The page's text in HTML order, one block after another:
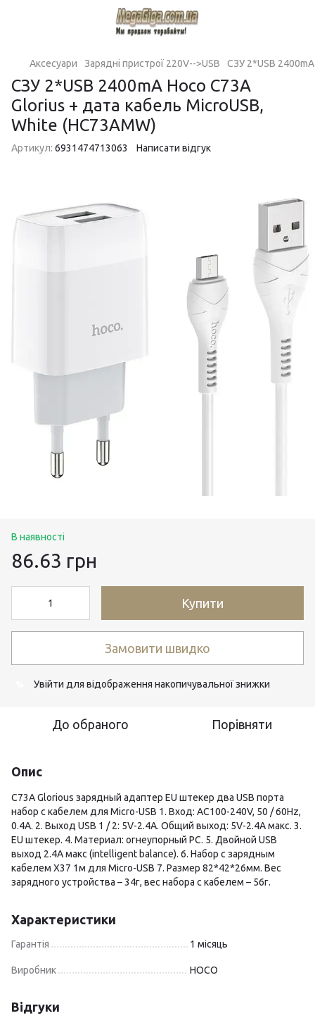
Аксесуари Зарядні пристрої 220V-->USB СЗУ 2*USB
СЗУ 2*USB 2400mA Hoco C73A
Glorius + дата кабель MicroUSB,
White (HC73AMW)
Артикул: 6931474713063 Написати відгук
В наявності
86.63 грн
Купити
Замовити швидко
Увійти для відображення накопичувальної знижки
До обраного Порівняти
Опис
C73A Glorious зарядный адаптер EU штекер два USB порта
набор с кабелем для Micro-USB 1. Вход: AC100-240V, 50 / 60Hz,
0.4A. 2. Выход USB 1 / 2: 5V-2.4A. Общий выход: 5V-2.4A макс. 3.
EU штекер. 4. Материал: огнеупорный PC. 5. Двойной USB
выход 2.4A макс (intelligent balance). 6. Набор с зарядным
кабелем X37 1м для Micro-USB 7. Размер 82*42*26мм. Вес
зарядного устройства – 34г, вес набора с кабелем – 56г.
Характеристики
Гарантія 1 місяць
Виробник HOCO
Відгуки